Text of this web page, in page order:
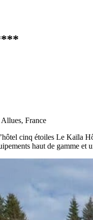
France
cinq étoiles Le Kaïla
haut de gamme et